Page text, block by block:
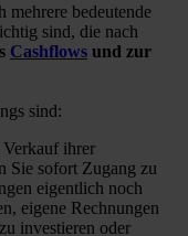
mehrere bedeutende
sind, die nach
Cashflows und zur
sind:
ihrer
Sie sofort Zugang zu
eigentlich noch
eigene Rechnungen
investieren oder